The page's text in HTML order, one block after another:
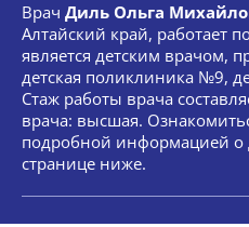
Врач Диль Ольга
Алтайский край, работает
является детским врачом,
детская поликлиника №9,
Стаж работы врача
врача: высшая.
подробной информацией о
странице ниже.